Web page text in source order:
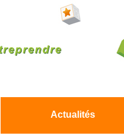
Actualités